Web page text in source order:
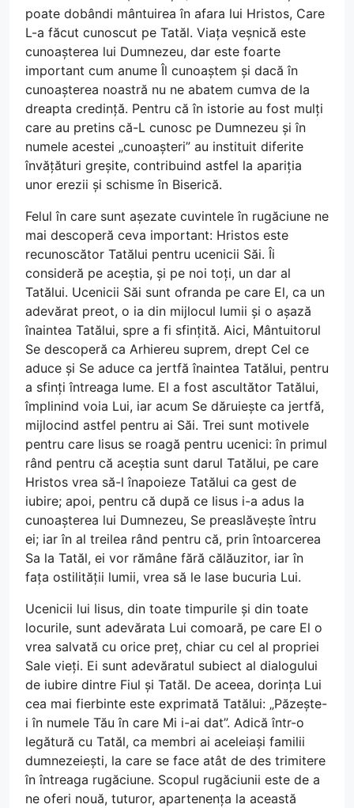
poate dobândi mântuirea în afara lui Hristos, Care
L-a făcut cunoscut pe Tatăl. Viața veșnică este
cunoașterea lui Dumnezeu, dar este foarte
important cum anume Îl cunoaștem și dacă în
cunoașterea noastră nu ne abatem cumva de la
dreapta credință. Pentru că în istorie au fost mulți
care au pretins că-L cunosc pe Dumnezeu și în
numele acestei „cunoașteri” au instituit diferite
învățături greșite, contribuind astfel la apariția
unor erezii și schisme în Biserică.
Felul în care sunt așezate cuvintele în rugăciune ne
mai descoperă ceva important: Hristos este
recunoscător Tatălui pentru ucenicii Săi. Îi
consideră pe aceștia, și pe noi toți, un dar al
Tatălui. Ucenicii Săi sunt ofranda pe care El, ca un
adevărat preot, o ia din mijlocul lumii și o așază
înaintea Tatălui, spre a fi sfințită. Aici, Mântuitorul
Se descoperă ca Arhiereu suprem, drept Cel ce
aduce și Se aduce ca jertfă înaintea Tatălui, pentru
a sfinți întreaga lume. El a fost ascultător Tatălui,
împlinind voia Lui, iar acum Se dăruiește ca jertfă,
mijlocind astfel pentru ai Săi. Trei sunt motivele
pentru care Iisus se roagă pentru ucenici: în primul
rând pentru că aceștia sunt darul Tatălui, pe care
Hristos vrea să-l înapoieze Tatălui ca gest de
iubire; apoi, pentru că după ce Iisus i-a adus la
cunoașterea lui Dumnezeu, Se preaslăvește întru
ei; iar în al treilea rând pentru că, prin întoarcerea
Sa la Tatăl, ei vor rămâne fără călăuzitor, iar în
fața ostilității lumii, vrea să le lase bucuria Lui.
Ucenicii lui Iisus, din toate timpurile și din toate
locurile, sunt adevărata Lui comoară, pe care El o
vrea salvată cu orice preț, chiar cu cel al propriei
Sale vieți. Ei sunt adevăratul subiect al dialogului
de iubire dintre Fiul și Tatăl. De aceea, dorința Lui
cea mai fierbinte este exprimată Tatălui: „Păzește-
i în numele Tău în care Mi i-ai dat”. Adică într-o
legătură cu Tatăl, ca membri ai aceleiași familii
dumnezeiești, la care se face atât de des trimitere
în întreaga rugăciune. Scopul rugăciunii este de a
ne oferi nouă, tuturor, apartenența la această